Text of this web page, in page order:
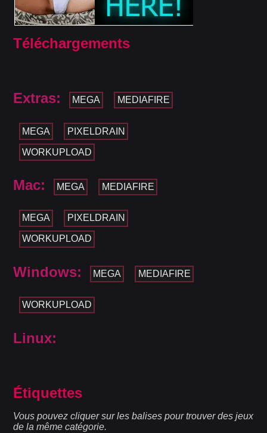
Téléchargements
Extras: MEGA MEDIAFIRE
MEGA PIXELDRAIN
WORKUPLOAD
Mac: MEGA MEDIAFIRE
MEGA PIXELDRAIN
WORKUPLOAD
Windows: MEGA MEDIAFIRE
WORKUPLOAD
Linux:
Étiquettes
Vous pouvez cliquer sur les balises pour trouver des jeux
de la même catégorie.